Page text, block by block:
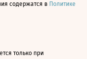
содержатся в Политике
только при